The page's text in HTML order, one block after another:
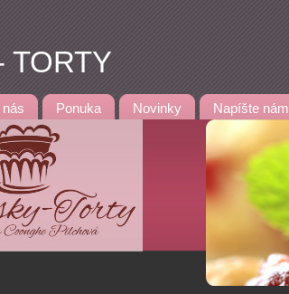
TORTY
Ponuka Novinky Napíšte nám